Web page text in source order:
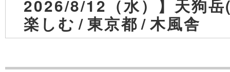
2026/8/12（水）】天狗
楽しむ /東京都/木風舎